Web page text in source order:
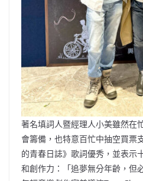
著名填詞人暨經理人小美雖然在
會籌備，也特意百忙中抽空買票
的青春日誌》歌詞優秀，並表示
和創作力：「追夢無分年齡，但